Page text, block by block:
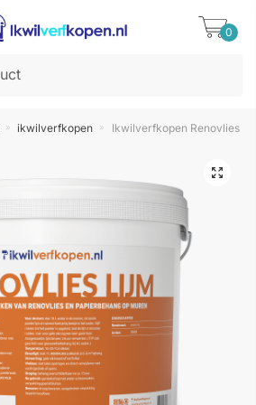
0
» ikwilverfkopen » Ikwilverfkopen Renovlies